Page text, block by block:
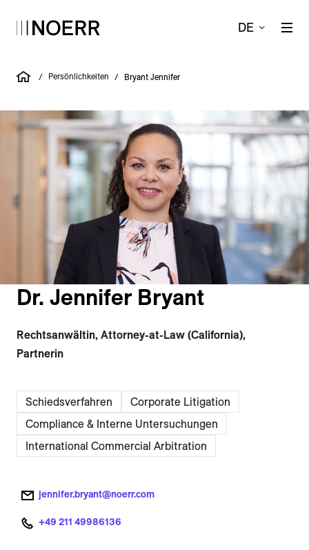
DE
/ Persönlichkeiten / Bryant Jennifer
Dr. Jennifer Bryant
Rechtsanwältin, Attorney-at-Law (California),
Partnerin
Schiedsverfahren
Corporate Litigation
Compliance & Interne Untersuchungen
International Commercial Arbitration
jennifer.bryant@noerr.com
+49 211 49986136